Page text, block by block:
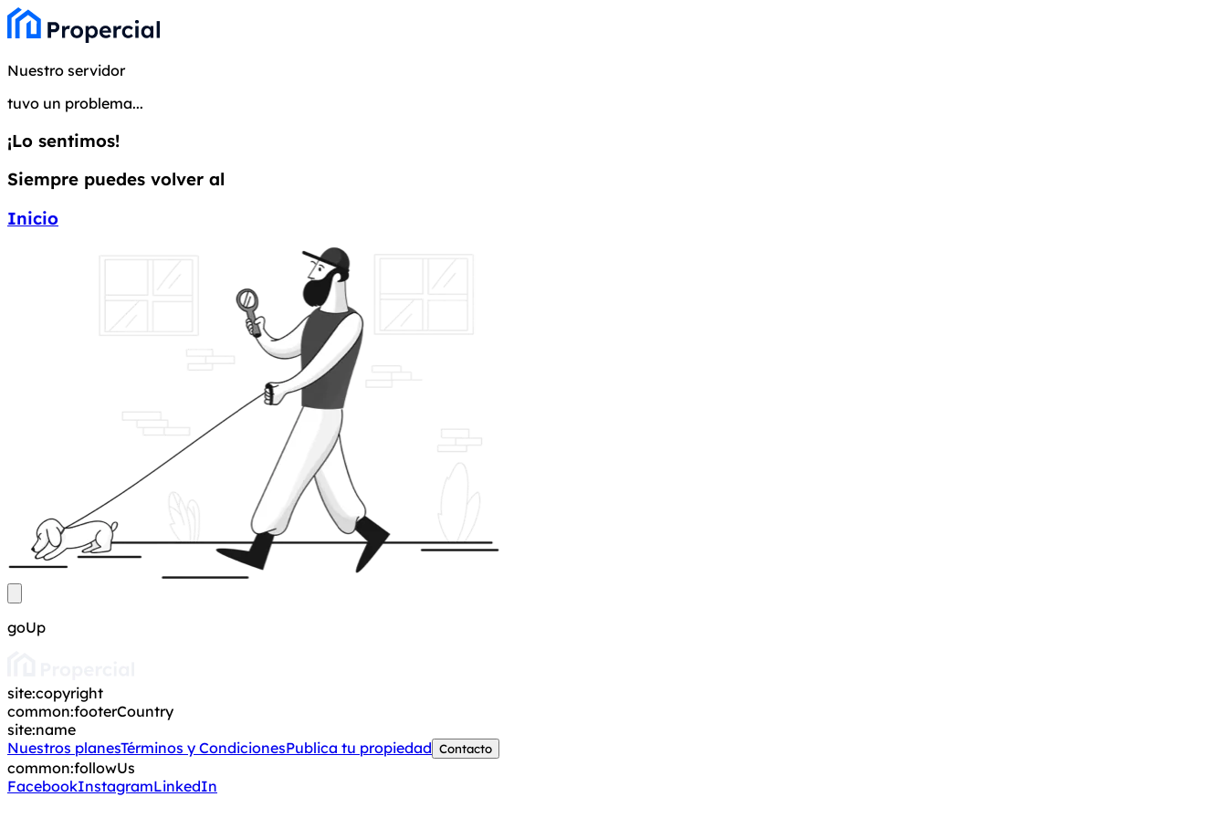
Nuestro servidor
tuvo un problema...
¡Lo sentimos!
Siempre puedes volver al
Inicio
goUp
site:copyright
common:footerCountry
site:name
Nuestros planesTérminos y CondicionesPublica tu propiedad Contacto
common:followUs
FacebookInstagramLinkedIn